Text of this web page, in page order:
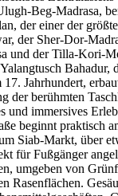
Beg-Madrasa,
der einer der
der Sher-Dor-
und der Tilla-Kori-
Bahadur,
17. Jahrhundert,
der berühmten
und immersives
beginnt praktisch
Siab-Markt, über
für Fußgänger
umgeben von
Rasenflächen.